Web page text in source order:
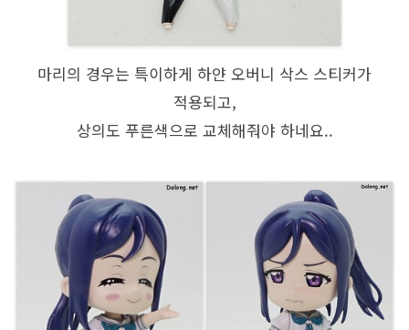
마리의 경우는 특이하게 하얀 오버니 삭스 스티커가
적용되고,
상의도 푸른색으로 교체해줘야 하네요..